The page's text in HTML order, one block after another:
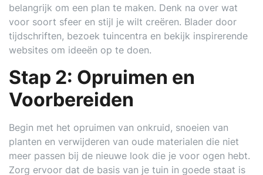
belangrijk om een plan te maken. Denk na over wat
voor soort sfeer en stijl je wilt creëren. Blader door
tijdschriften, bezoek tuincentra en bekijk inspirerende
websites om ideeën op te doen.
Stap 2: Opruimen en
Voorbereiden
Begin met het opruimen van onkruid, snoeien van
planten en verwijderen van oude materialen die niet
meer passen bij de nieuwe look die je voor ogen hebt.
Zorg ervoor dat de basis van je tuin in goede staat is